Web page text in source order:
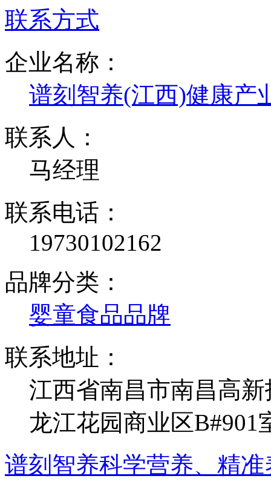
联系方式
企业名称：
谱刻智养(江西)健康产
联系人：
马经理
联系电话：
19730102162
品牌分类：
婴童食品品牌
联系地址：
江西省南昌市南昌高
龙江花园商业区B#901
谱刻智养科学营养、精